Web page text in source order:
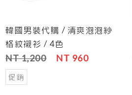
Cart
韓國男裝代購 / 清爽泡泡紗
格紋襯衫 / 4色
NT 1,200 NT 960
促銷